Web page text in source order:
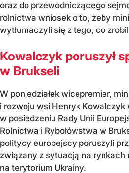
oraz do przewodniczącego
rolnictwa wniosek o to, żeby
wytłumaczyli się z tego, co
Kowalczyk poruszył
w Brukseli
W poniedziałek wicepremier,
i rozwoju wsi Henryk Kowalczyk
w posiedzeniu Rady Unii
Rolnictwa i Rybołówstwa w
politycy europejscy poruszyli
związany z sytuacją na rynkach
na terytorium Ukrainy.